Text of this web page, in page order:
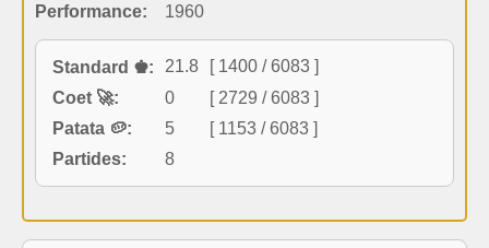
Performance:
1960
Standard ♚: 21.8
[ 1400 / 6083 ]
Coet 🚀:
0
[ 2729 / 6083 ]
Patata 🥔:
5
[ 1153 / 6083 ]
Partides:
8